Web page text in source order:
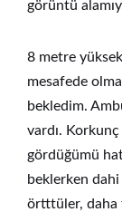
görüntü
8 metre
mesafede
bekledim.
vardı. Korkunç
gördüğümü
beklerken dahi
örtttüler, daha